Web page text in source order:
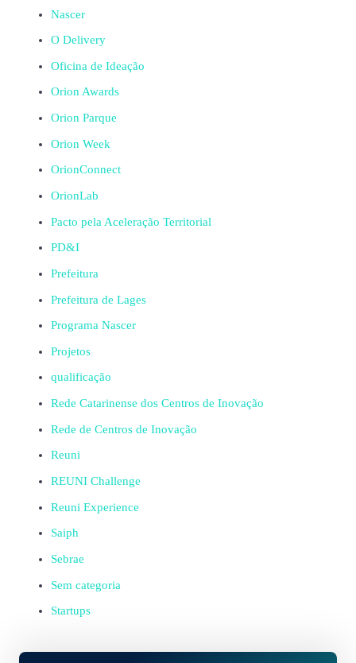
Nascer
O Delivery
Oficina de Ideação
Orion Awards
Orion Parque
Orion Week
OrionConnect
OrionLab
Pacto pela Aceleração Territorial
PD&I
Prefeitura
Prefeitura de Lages
Programa Nascer
Projetos
qualificação
Rede Catarinense dos Centros de Inovação
Rede de Centros de Inovação
Reuni
REUNI Challenge
Reuni Experience
Saiph
Sebrae
Sem categoria
Startups